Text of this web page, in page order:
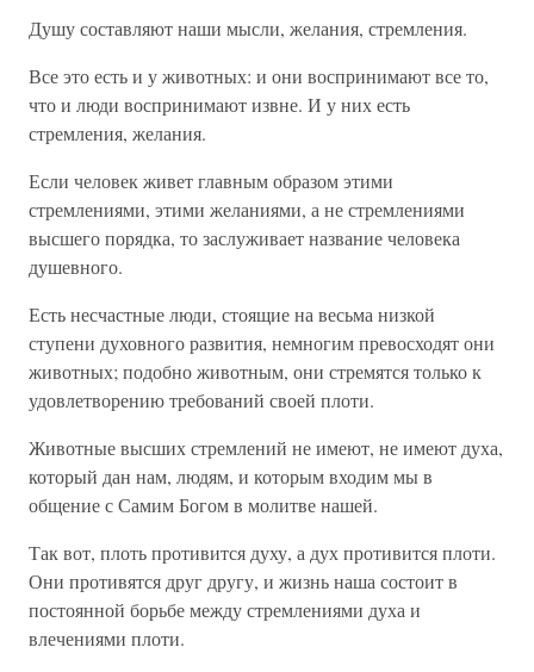
Душу составляют наши мысли, желания, стремления.
Все это есть и у животных: и они воспринимают все то,
что и люди воспринимают извне. И у них есть
стремления, желания.
Если человек живет главным образом этими
стремлениями, этими желаниями, а не стремлениями
высшего порядка, то заслуживает название человека
душевного.
Есть несчастные люди, стоящие на весьма низкой
ступени духовного развития, немногим превосходят они
животных; подобно животным, они стремятся только к
удовлетворению требований своей плоти.
Животные высших стремлений не имеют, не имеют духа,
который дан нам, людям, и которым входим мы в
общение с Самим Богом в молитве нашей.
Так вот, плоть противится духу, а дух противится плоти.
Они противятся друг другу, и жизнь наша состоит в
постоянной борьбе между стремлениями духа и
влечениями плоти.